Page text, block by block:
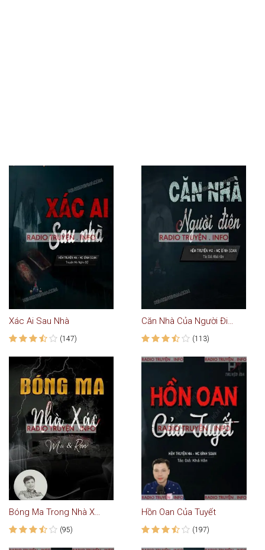
Xác Ai Sau Nhà
(147)
Căn Nhà Của Người Điên
(113)
Bóng Ma Trong Nhà Xác
(95)
Hồn Oan Của Tuyết
(197)